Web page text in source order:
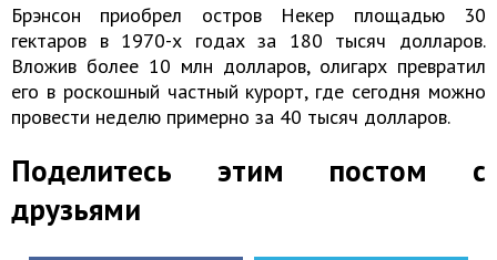
Брэнсон приобрел остров Некер площадью 30
гектаров в 1970-х годах за 180 тысяч долларов.
Вложив более 10 млн долларов, олигарх превратил
его в роскошный частный курорт, где сегодня можно
провести неделю примерно за 40 тысяч долларов.
Поделитесь этим постом с
друзьями